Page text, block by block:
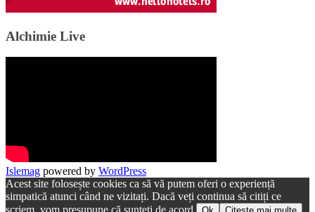
Alchimie Live
Islemag powered by WordPress
Acest site folosește cookies ca să vă putem oferi o experiență
simpatică atunci când ne vizitați. Dacă veți continua să citiți ce